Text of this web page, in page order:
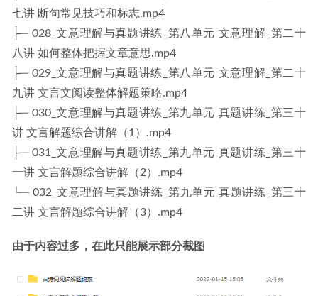
七讲 断句常见技巧和标志.mp4
├─ 028_文意理解与真题讲练_第八单元 文意理解_第二十
八讲 如何整体把握文章意思.mp4
├─ 029_文意理解与真题讲练_第八单元 文意理解_第二十
九讲 文言文阅读整体解题策略.mp4
├─ 030_文意理解与真题讲练_第九单元 真题讲练_第三十
讲 文言解题综合讲解（1）.mp4
├─ 031_文意理解与真题讲练_第九单元 真题讲练_第三十
一讲 文言解题综合讲解（2）.mp4
└─ 032_文意理解与真题讲练_第九单元 真题讲练_第三十
二讲 文言解题综合讲解（3）.mp4
由于内容过多，在此只能展示部分截图